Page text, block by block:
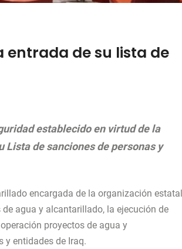
entrada de su lista de
establecido en virtud de la
Lista de sanciones de personas y
encargada de la organización estatal
agua y alcantarillado, la ejecución de
proyectos de agua y
y entidades de Iraq.